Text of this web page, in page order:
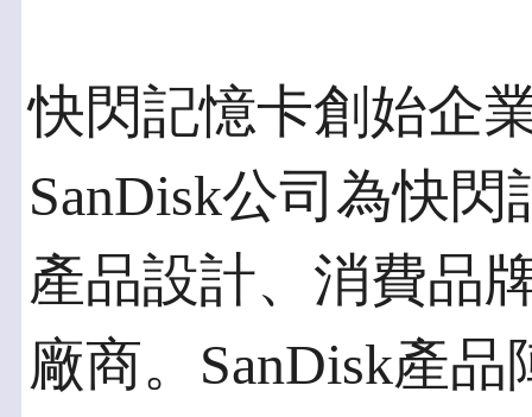
快閃記憶卡創始企
SanDisk公司為快
產品設計、消費品
廠商。SanDisk產